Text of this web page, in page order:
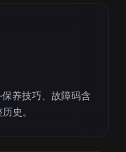
养技巧、故障码含
史。